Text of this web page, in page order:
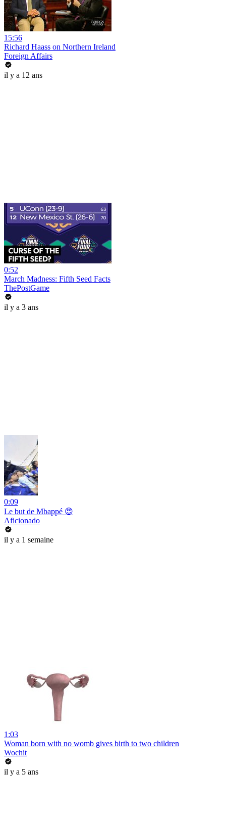
15:56
Richard Haass on Northern Ireland
Foreign Affairs
il y a 12 ans
0:52
March Madness: Fifth Seed Facts
ThePostGame
il y a 3 ans
0:09
Le but de Mbappé 😍
Aficionado
il y a 1 semaine
1:03
Woman born with no womb gives birth to two children
Wochit
il y a 5 ans